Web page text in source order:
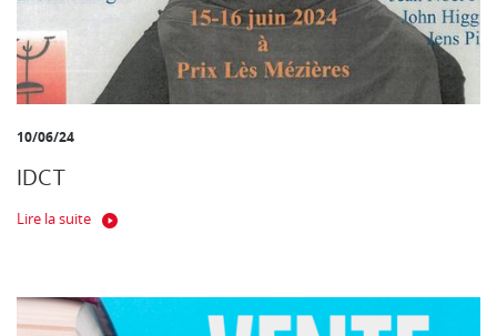
10/06/24
IDCT
Lire la suite